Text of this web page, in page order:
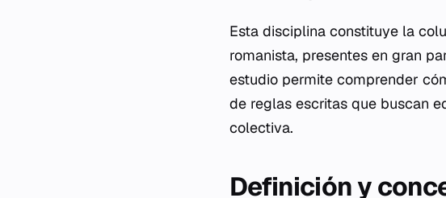
Esta disciplina constituye la
romanista, presentes en gran
estudio permite comprender
de reglas escritas que buscan
colectiva.
Definición y